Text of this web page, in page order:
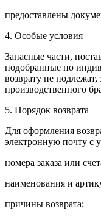
предоставлены
4. Особые условия
Запасные части,
подобранные по
возврату не
производственного
5. Порядок возврата
Для оформления
электронную почту с
номера заказа или
наименования и
причины возврата;